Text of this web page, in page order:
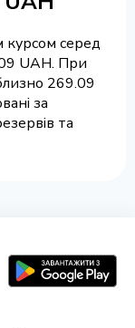
курсом серед
UAH. При
269.09
за
та